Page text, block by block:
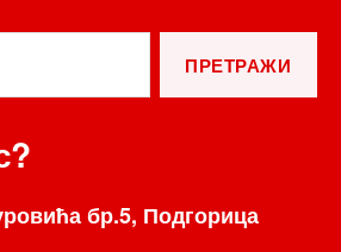
бр.5, Подгорица